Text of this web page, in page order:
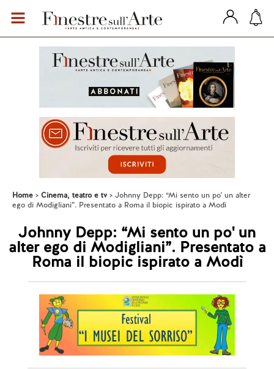
Home Cinema, teatro e tv
Johnny Depp: “Mi sento un po' un alter
ego di Modigliani”. Presentato a Roma il biopic ispirato a Modì
Johnny Depp: “Mi sento un po' un
alter ego di Modigliani”. Presentato a
Roma il biopic ispirato a Modì